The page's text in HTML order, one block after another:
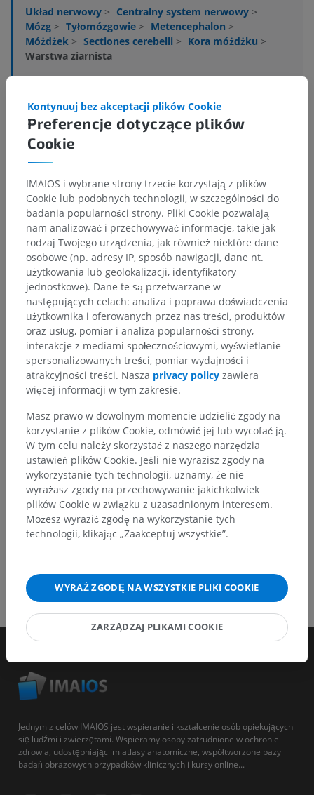
Układ nerwowy > Centralny system nerwowy >
Mózg > Tyłomózgowie > Metencephalon >
Móżdżek > Sectiones cerebelli > Kora móżdżku >
Warstwa ziarnista
z tą częścią ciała
Histologia weterynaryjna
Porównawcza anatomia człowieka
Tłumaczenia
Zauważyłeś błąd?
Zachęcamy do przesyłania sugestii poprawek,
tłumaczeń lub innych treści, które przełożą się na
lepszą jakość materiałów.
Zgłoś problem
POBIERZ APLIKACJĘ
Jednym z celów IMAIOS jest wspieranie i kształcenie osób opiekujących
się ludźmi i zwierzętami. Wspieramy osoby zatrudnione w ochronie
zdrowia, udostępniając im atlasy anatomiczne, współtworzone bazy
badań obrazowych przypadków klinicznych i kursy online...
Preferencje dotyczące plików
Cookie
Kontynuuj bez akceptacji plików Cookie
IMAIOS i wybrane strony trzecie korzystają z plików
Cookie lub podobnych technologii, w szczególności do
badania popularności strony. Pliki Cookie pozwalają
nam analizować i przechowywać informacje, takie jak
rodzaj Twojego urządzenia, jak również niektóre dane
osobowe (np. adresy IP, sposób nawigacji, dane nt.
użytkowania lub geolokalizacji, identyfikatory
jednostkowe). Dane te są przetwarzane w
następujących celach: analiza i poprawa doświadczenia
użytkownika i oferowanych przez nas treści, produktów
oraz usług, pomiar i analiza popularności strony,
interakcje z mediami społecznościowymi, wyświetlanie
spersonalizowanych treści, pomiar wydajności i
atrakcyjności treści. Nasza privacy policy zawiera
więcej informacji w tym zakresie.
Masz prawo w dowolnym momencie udzielić zgody na
korzystanie z plików Cookie, odmówić jej lub wycofać ją.
W tym celu należy skorzystać z naszego narzędzia
ustawień plików Cookie. Jeśli nie wyrazisz zgody na
wykorzystanie tych technologii, uznamy, że nie
wyrażasz zgody na przechowywanie jakichkolwiek
plików Cookie w związku z uzasadnionym interesem.
Możesz wyrazić zgodę na wykorzystanie tych
technologii, klikając „Zaakceptuj wszystkie”.
WYRAŹ ZGODĘ NA WSZYSTKIE PLIKI COOKIE
ZARZĄDZAJ PLIKAMI COOKIE